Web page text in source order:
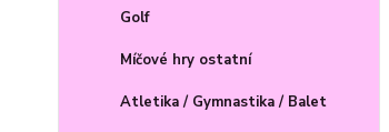
Golf
Míčové hry ostatní
Atletika / Gymnastika / Balet